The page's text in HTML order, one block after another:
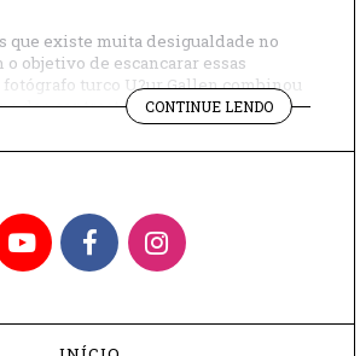
que existe muita desigualdade no
objetivo de escancarar essas
turco U?ur Gallen combinou
dos contrastes pelo mundo. “Eu vivo
de uma das regiões mais perigosas
explica, referindo-se à Síria e ao
CONTINUE LENDO"OS
PELO
YouTubeFacebookInstagram